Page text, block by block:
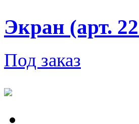
Экран (арт.
Под заказ